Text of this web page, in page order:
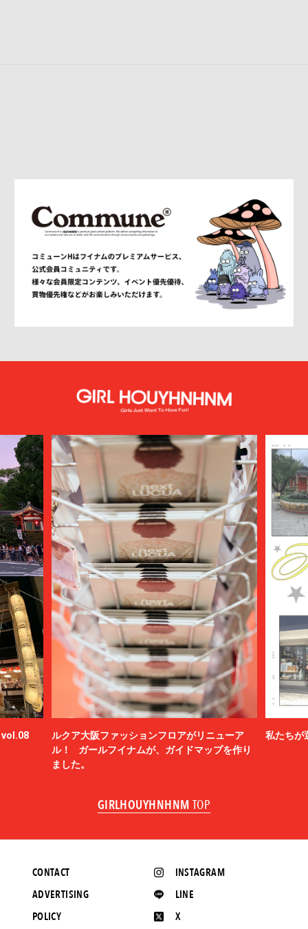
vol.08
ルクア大阪ファッションフロアがリニューア
ル！ ガールフイナムが、ガイドマップを作り
ました。
私たちが
GIRLHOUYHNHNM TOP
INSTAGRAM
LINE
X
CONTACT
ADVERTISING
POLICY